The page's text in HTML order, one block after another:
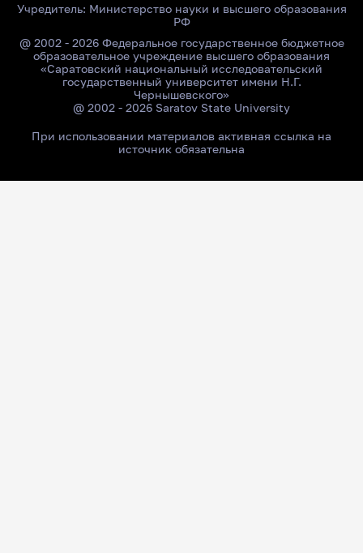
Учредитель: Министерство науки и высшего образования
РФ
@ 2002 - 2026 Федеральное государственное бюджетное
образовательное учреждение высшего образования
«Саратовский национальный исследовательский
государственный университет имени Н.Г.
Чернышевского»
@ 2002 - 2026 Saratov State University
При использовании материалов активная ссылка на
источник обязательна